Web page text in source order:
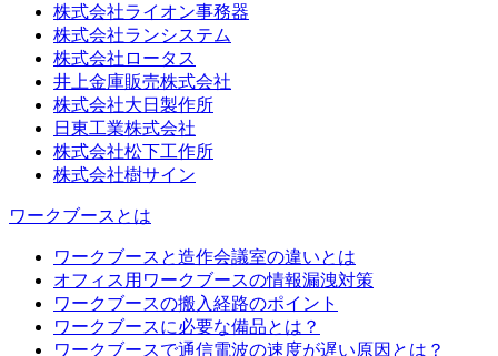
株式会社ライオン事務器
株式会社ランシステム
株式会社ロータス
井上金庫販売株式会社
株式会社大日製作所
日東工業株式会社
株式会社松下工作所
株式会社樹サイン
ワークブースとは
ワークブースと造作会議室の違いとは
オフィス用ワークブースの情報漏洩対策
ワークブースの搬入経路のポイント
ワークブースに必要な備品とは？
ワークブースで通信電波の速度が遅い原因とは？